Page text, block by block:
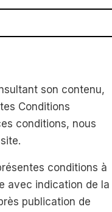
son contenu,
Conditions
conditions, nous
conditions à
avec indication de la
publication de